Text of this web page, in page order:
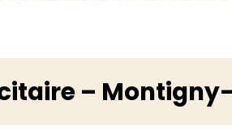
–